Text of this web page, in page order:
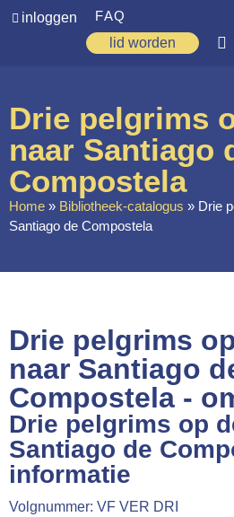
inloggen
FAQ
lid worden
Zoeken
Over ons
Op weg
Spirituele reis
Ervaringen
Nieuws
Agenda
Webshop
Contact
Drie pelgrims
naar Santiago
Compostela
Home » Bibliotheek-catalogus » Drie
Santiago de Compostela
Drie pelgrims
naar Santiago
Compostela -
Drie pelgrims op
Santiago de
informatie
Volgnummer: VF VER DRI